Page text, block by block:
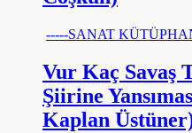
-----SANAT
Vur Kaç Savaş
Şiirine
Kaplan